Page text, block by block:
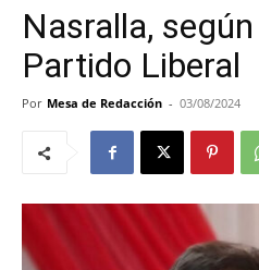
Nasralla,
Partido Liberal
Por Mesa de Redacción - 03/08/2024